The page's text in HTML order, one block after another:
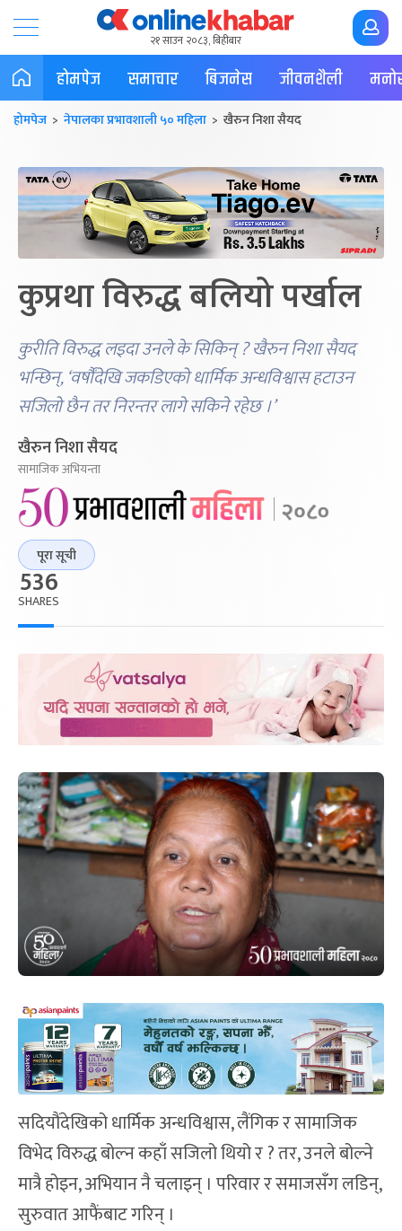
२१ साउन २०८३, बिहीबार
होमपेज समाचार बिजनेस जीवनशैली
होमपेज > नेपालका प्रभावशाली ५० महिला > खैरुन निशा सैयद
कुप्रथा विरुद्ध बलियो पर्खाल
कुरीति विरुद्ध लड्दा उनले के सिकिन् ? खैरुन निशा सैयद
भन्छिन्, ‘वर्षौंदेखि जकडिएको धार्मिक अन्धविश्वास हटाउन
सजिलो छैन तर निरन्तर लागे सकिने रहेछ ।’
खैरुन निशा सैयद
सामाजिक अभियन्ता
पूरा सूची
536
SHARES
सदियौंदेखिको धार्मिक अन्धविश्वास, लैंगिक र सामाजिक
विभेद विरुद्ध बोल्न कहाँ सजिलो थियो र ? तर, उनले बोल्ने
मात्रै होइन, अभियान नै चलाइन् । परिवार र समाजसँग लडिन्,
सुरुवात आफैंबाट गरिन् ।